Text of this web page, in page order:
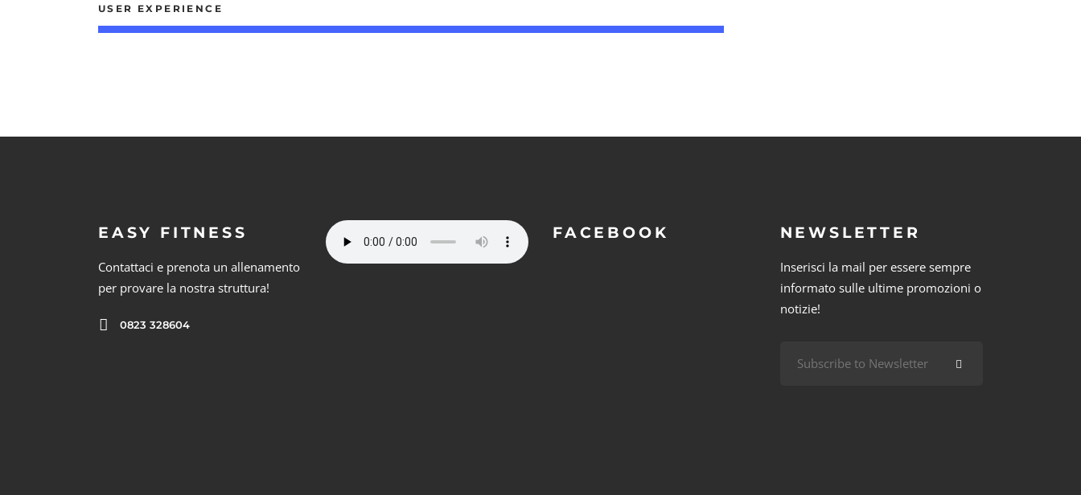
USER EXPERIENCE
EASY FITNESS
Contattaci e prenota un allenamento
per provare la nostra struttura!
0823 328604
FACEBOOK NEWSLETTER
Inserisci la mail per essere sempre
informato sulle ultime promozioni o
notizie!